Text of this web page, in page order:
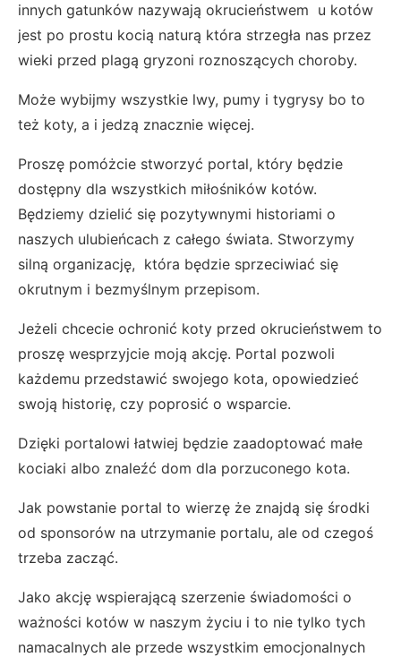
innych gatunków nazywają okrucieństwem u kotów
jest po prostu kocią naturą która strzegła nas przez
wieki przed plagą gryzoni roznoszących choroby.
Może wybijmy wszystkie lwy, pumy i tygrysy bo to
też koty, a i jedzą znacznie więcej.
Proszę pomóżcie stworzyć portal, który będzie
dostępny dla wszystkich miłośników kotów.
Będziemy dzielić się pozytywnymi historiami o
naszych ulubieńcach z całego świata. Stworzymy
silną organizację, która będzie sprzeciwiać się
okrutnym i bezmyślnym przepisom.
Jeżeli chcecie ochronić koty przed okrucieństwem to
proszę wesprzyjcie moją akcję. Portal pozwoli
każdemu przedstawić swojego kota, opowiedzieć
swoją historię, czy poprosić o wsparcie.
Dzięki portalowi łatwiej będzie zaadoptować małe
kociaki albo znaleźć dom dla porzuconego kota.
Jak powstanie portal to wierzę że znajdą się środki
od sponsorów na utrzymanie portalu, ale od czegoś
trzeba zacząć.
Jako akcję wspierającą szerzenie świadomości o
ważności kotów w naszym życiu i to nie tylko tych
namacalnych ale przede wszystkim emocjonalnych